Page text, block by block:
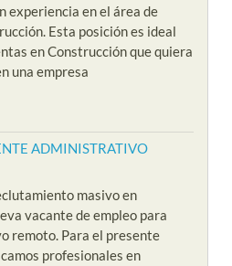
experiencia en el área de
Esta posición es ideal
en Construcción que quiera
una empresa
ADMINISTRATIVO
masivo en
vacante de empleo para
remoto. Para el presente
profesionales en